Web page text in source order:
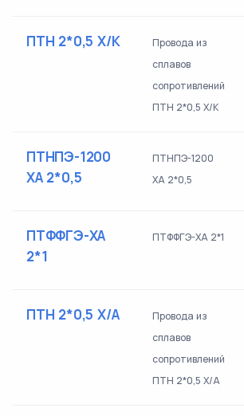
ПТН 2*0,5 Х/К
Провода из
сплавов
сопротивлений
ПТН 2*0,5 Х/К
ПТНПЭ-1200
ХА 2*0,5
ПТНПЭ-1200
ХА 2*0,5
ПТФФГЭ-ХА
2*1
ПТФФГЭ-ХА 2*1
ПТН 2*0,5 Х/А
Провода из
сплавов
сопротивлений
ПТН 2*0,5 Х/А